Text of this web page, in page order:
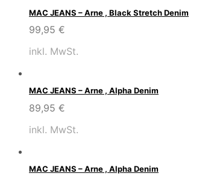
MAC JEANS – Arne , Black Stretch Denim
99,95 €
inkl. MwSt.
MAC JEANS – Arne , Alpha Denim
89,95 €
inkl. MwSt.
MAC JEANS – Arne , Alpha Denim